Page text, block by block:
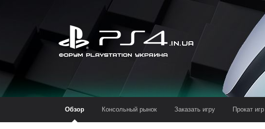
Обзор Консольный рынок Заказать игру Прокат игр